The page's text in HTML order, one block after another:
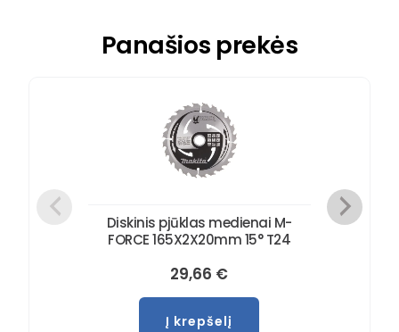
Panašios prekės
Diskinis pjūklas medienai M-
FORCE 165X2X20mm 15° T24
29,66 €
Į krepšelį